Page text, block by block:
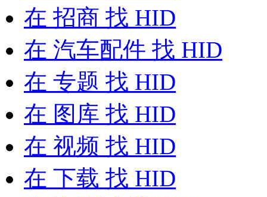
在 招商 找 HID
在 汽车配件 找 HID
在 专题 找 HID
在 图库 找 HID
在 视频 找 HID
在 下载 找 HID